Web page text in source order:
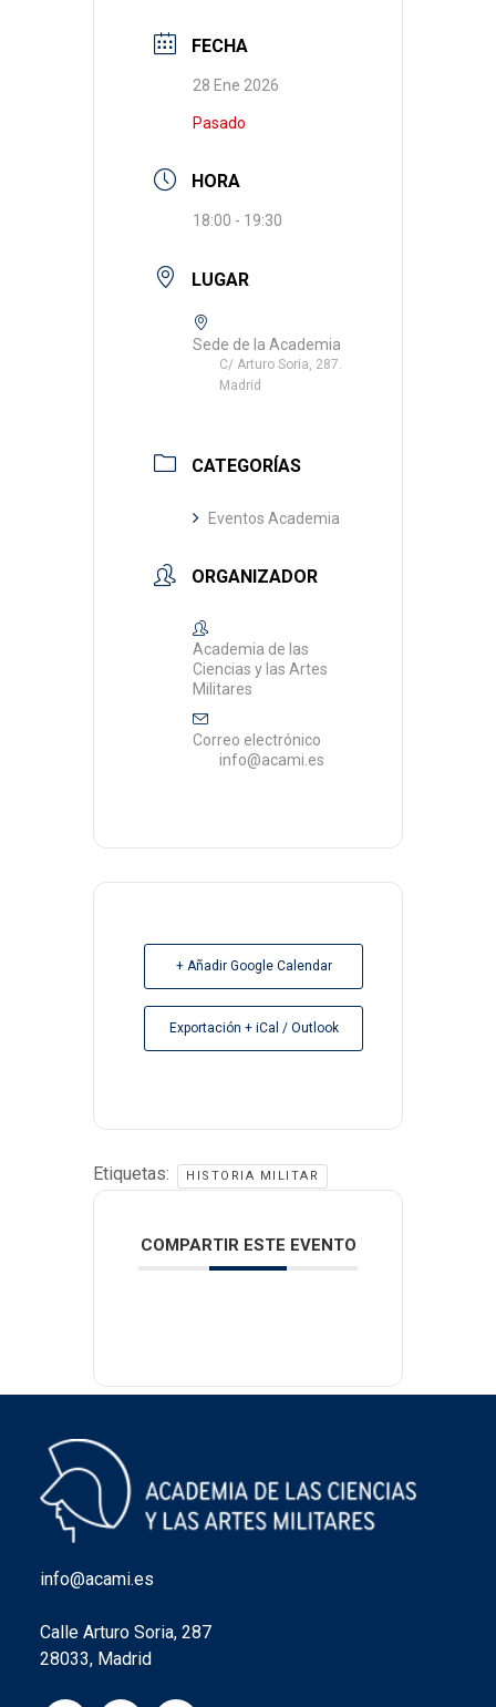
FECHA
28 Ene 2026
Pasado
HORA
18:00 - 19:30
LUGAR
Sede de la Academia
C/ Arturo Soria, 287.
Madrid
CATEGORÍAS
Eventos Academia
ORGANIZADOR
Academia de las
Ciencias y las Artes
Militares
Correo electrónico
info@acami.es
+ Añadir Google Calendar
Exportación + iCal / Outlook
Etiquetas: HISTORIA MILITAR
COMPARTIR ESTE EVENTO
info@acami.es
Calle Arturo Soria, 287
28033, Madrid